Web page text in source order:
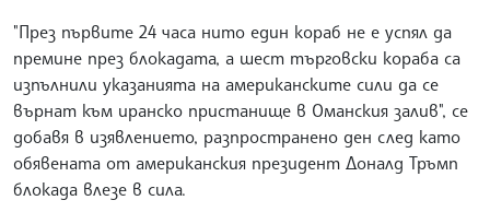
"През първите 24 часа нито един кораб не е успял да
премине през блокадата, а шест търговски кораба са
изпълнили указанията на американските сили да се
върнат към иранско пристанище в Оманския залив", се
добавя в изявлението, разпространено ден след като
обявената от американския президент Доналд Тръмп
блокада влезе в сила.